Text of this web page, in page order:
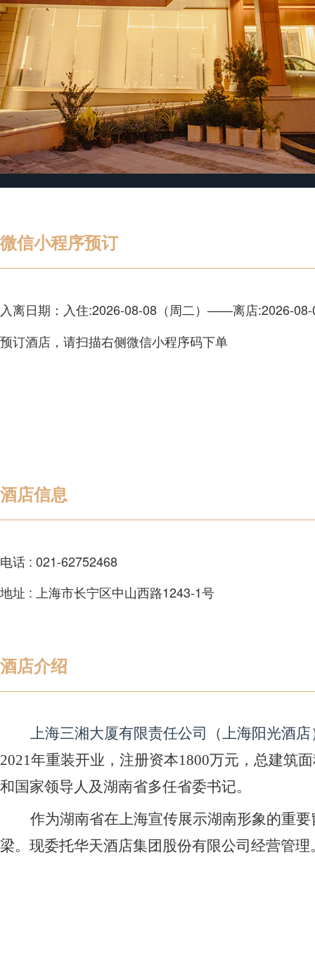
微信小程序预订
入离日期：入住:2026-08-08（周二）——离店:2026-
预订酒店，请扫描右侧微信小程序码下单
酒店信息
电话 : 021-62752468
地址 : 上海市长宁区中山西路1243-1号
酒店介绍
上海三湘大厦有限责任公司（上海阳光酒店
2021年重装开业，注册资本1800万元，总建筑
和国家领导人及湖南省多任省委书记。
作为湖南省在上海宣传展示湖南形象的重
梁。现委托华天酒店集团股份有限公司经营管理